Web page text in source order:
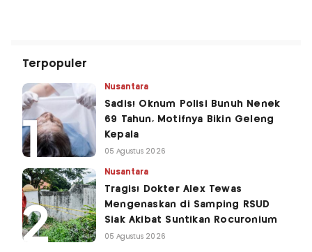
Terpopuler
Nusantara
Sadis! Oknum Polisi Bunuh Nenek
69 Tahun, Motifnya Bikin Geleng
Kepala
05 Agustus 2026
Nusantara
Tragis! Dokter Alex Tewas
Mengenaskan di Samping RSUD
Siak Akibat Suntikan Rocuronium
05 Agustus 2026